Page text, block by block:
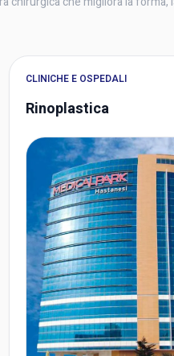
CLINICHE E OSPEDALI
Rinoplastica